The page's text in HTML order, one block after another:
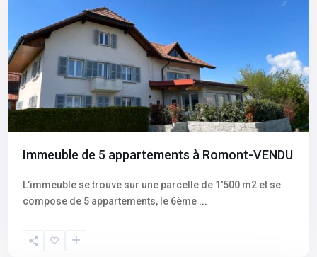
Immeuble de 5 appartements à Romont-VENDU
L’immeuble se trouve sur une parcelle de 1'500 m2 et se
compose de 5 appartements, le 6ème ...
Fribourg